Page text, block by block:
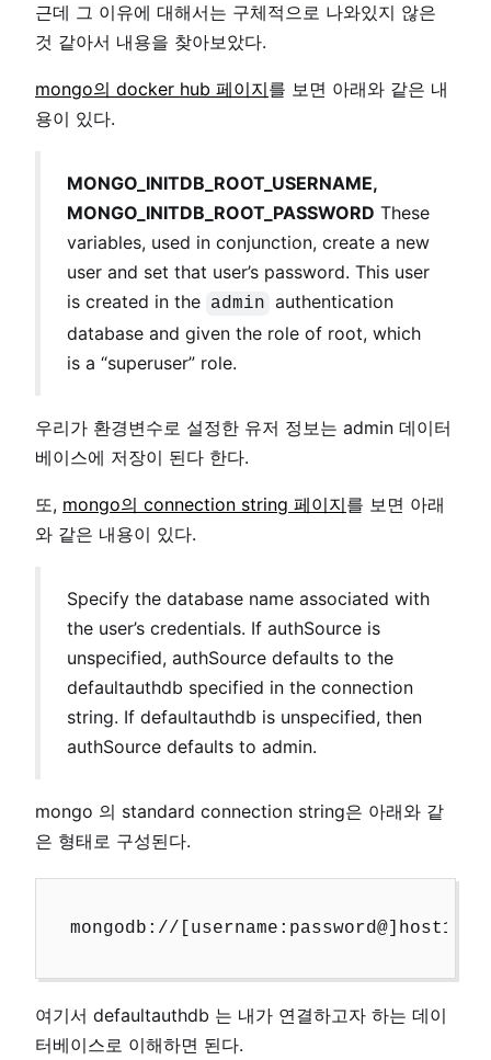
근데 그 이유에 대해서는 구체적으로 나와있지 않은
것 같아서 내용을 찾아보았다.
mongo의 docker hub 페이지를 보면 아래와 같은 내
용이 있다.
MONGO_INITDB_ROOT_USERNAME,
MONGO_INITDB_ROOT_PASSWORD These
variables, used in conjunction, create a new
user and set that user’s password. This user
is created in the admin authentication
database and given the role of root, which
is a “superuser” role.
우리가 환경변수로 설정한 유저 정보는 admin 데이터
베이스에 저장이 된다 한다.
또, mongo의 connection string 페이지를 보면 아래
와 같은 내용이 있다.
Specify the database name associated with
the user’s credentials. If authSource is
unspecified, authSource defaults to the
defaultauthdb specified in the connection
string. If defaultauthdb is unspecified, then
authSource defaults to admin.
mongo 의 standard connection string은 아래와 같
은 형태로 구성된다.
여기서 defaultauthdb 는 내가 연결하고자 하는 데이
터베이스로 이해하면 된다.